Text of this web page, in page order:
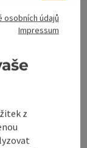
osobních údajů
Impressum
z